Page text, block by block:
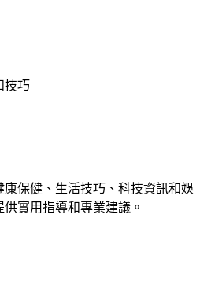
技巧
保健、生活技巧、科技資訊和娛
實用指導和專業建議。